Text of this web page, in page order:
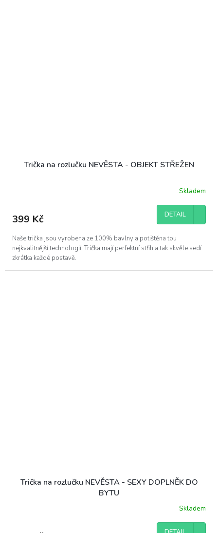
Trička na rozlučku NEVĚSTA - OBJEKT STŘEŽEN
Skladem
399 Kč DETAIL
Naše trička jsou vyrobena ze 100% bavlny a potištěna tou
nejkvalitnější technologií! Trička mají perfektní střih a tak skvěle sedí
zkrátka každé postavě.
Trička na rozlučku NEVĚSTA - SEXY DOPLNĚK DO
BYTU
Skladem